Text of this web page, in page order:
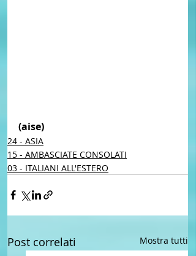
(aise)
24 - ASIA
15 - AMBASCIATE CONSOLATI
03 - ITALIANI ALL'ESTERO
Post correlati Mostra tutti